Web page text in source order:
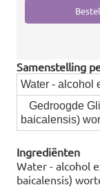
Samenstelling
Water - alcohol
Gedroogde
baicalensis)
Ingrediënten
Water - alcohol
baicalensis)